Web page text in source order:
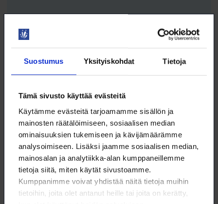
Suostumus Yksityiskohdat Tietoja
Tämä sivusto käyttää evästeitä
Käytämme evästeitä tarjoamamme sisällön ja
mainosten räätälöimiseen, sosiaalisen median
ominaisuuksien tukemiseen ja kävijämäärämme
analysoimiseen. Lisäksi jaamme sosiaalisen median,
mainosalan ja analytiikka-alan kumppaneillemme
tietoja siitä, miten käytät sivustoamme.
Kumppanimme voivat yhdistää näitä tietoja muihin
tietoihin, joita olet antanut heille tai joita on kerätty,
28.3.2025 TYÖMARKKINATIEDOTTEET
Yliopistojen
jatkuivat 26. ja 27.3.
27.3.2025 TYÖMARKKINATIEDOTTEET
YTN antoi lakkovaroituksen
kemianteollisuuteen